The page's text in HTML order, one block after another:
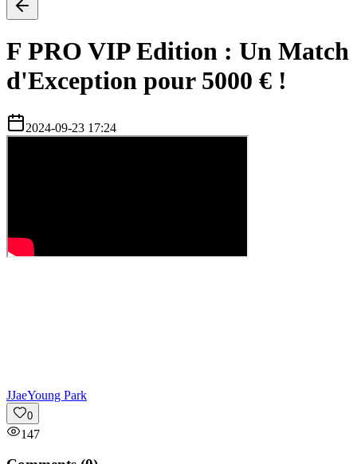
F PRO VIP Edition : Un Match
d'Exception pour 5000 € !
2024-09-23 17:24
JJaeYoung Park
0
147